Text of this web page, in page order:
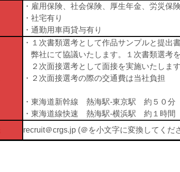
・雇用保険、社会保険、厚生年金、労災保険
・社宅有り
・通勤用車両貸与有り
・１次書類選考として作品サンプルと提出
弊社にて協議いたします。１次書類選考
２次面接選考として面接を実施いたします
・２次面接選考の際の交通費は当社負担
・東海道新幹線 熱海駅-東京駅 約５０分
・東海道線快速 熱海駅-横浜駅 約１時間
recruit＠crgs.jp (＠を小文字に変換してくだ